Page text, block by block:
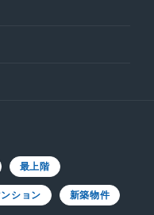
最上階
ション 新築物件